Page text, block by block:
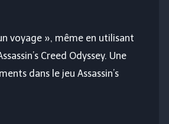
voyage », même en utilisant
Creed Odyssey. Une
dans le jeu Assassin’s